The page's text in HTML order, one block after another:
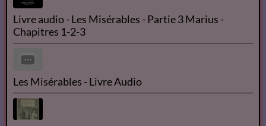
Livre audio - Les Misérables - Partie 3 Marius -
Chapitres 1-2-3
Les Misérables - Livre Audio